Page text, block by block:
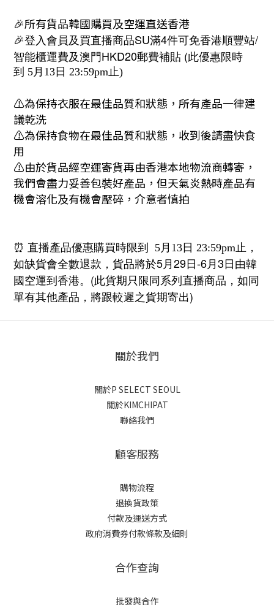
🎉所有貨品韓國購買及空運直送香港
🎉登入會員及買直播商品SU滿4件可免香港順豐站/
智能櫃運費及澳門HKD20郵費補貼 (此優惠限時
到 5月13日 23:59pm止)
⚠️為保持衣服在最佳品質和狀態，所有產品一律建
議乾洗
⚠️為保持食物在最佳品質和狀態，收到後請盡快食
用
⚠️由於貨品經空運寄貨再由香港本地物流商轉寄，
我們會盡力妥善包裝好產品，但天氣炎熱時產品有
機會溶化及有機會壓碎，介意者慎拍
⏰ 直播產品優惠購買時限到 5月13日 23:59pm止，
如缺貨會全數退款，貨品將於5月29日-6月3日 由韓
國空運到香港。 (此貨期只限同系列直播商品，如同
單有其他產品，將跟較遲之貨期寄出)
關於我們
關於P SELECT SEOUL
關於KIMCHIPAT
聯絡我們
顧客服務
購物流程
退換貨政策
付款及運送方式
政府消費券付款條款及細則
合作查詢
批發與合作